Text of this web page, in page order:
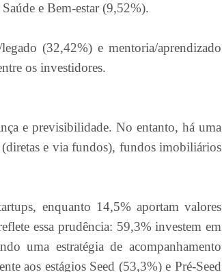
e Bem-estar (9,52%).
(32,42%) e mentoria/aprendizado
os investidores.
e previsibilidade. No entanto, há uma
e via fundos), fundos imobiliários
enquanto 14,5% aportam valores
essa prudência: 59,3% investem em
uma estratégia de acompanhamento
aos estágios Seed (53,3%) e Pré-Seed